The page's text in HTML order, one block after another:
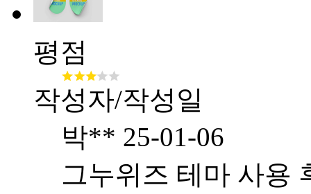
평점
작성자/작성일
박** 25-01-06
그누위즈 테마 사용